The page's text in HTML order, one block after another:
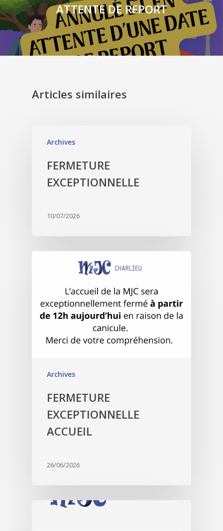
ATTENTE DE REPORT
Articles similaires
Archives
FERMETURE
EXCEPTIONNELLE
10/07/2026
Archives
FERMETURE
EXCEPTIONNELLE
ACCUEIL
26/06/2026